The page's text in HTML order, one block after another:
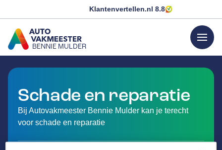
Klantenvertellen.nl 8.8
BENNIE MULDER
GA NAAR DE HOMEPAGINA
menu
Schade en reparatie
Bij Autovakmeester Bennie Mulder kan je terecht
voor schade en reparatie